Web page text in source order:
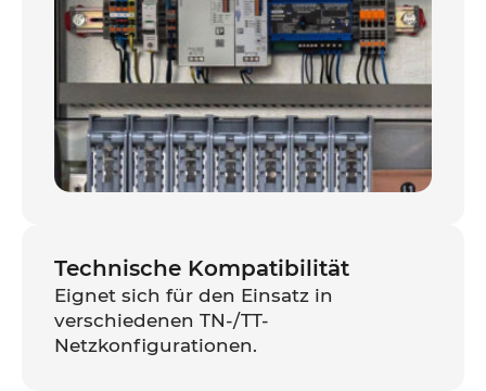
Technische Kompatibilität
Eignet sich für den Einsatz in
verschiedenen TN-/TT-
Netzkonfigurationen.